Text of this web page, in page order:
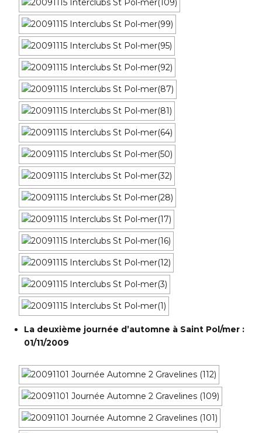
La deuxième journée d’automne à Saint Pol/mer :
01/11/2009